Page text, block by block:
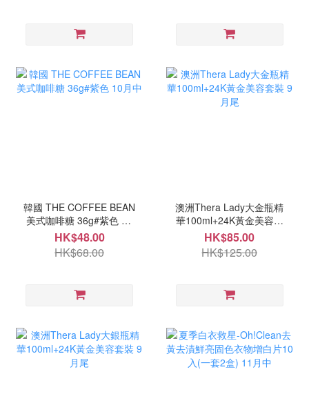
韓國 THE COFFEE BEAN
美式咖啡糖 36g#紫色 10
月中
HK$48.00
HK$68.00
澳洲Thera Lady大金瓶精
華100ml+24K黃金美容套
裝 9月尾
HK$85.00
HK$125.00